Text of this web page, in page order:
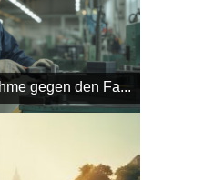
gegen den Fa...